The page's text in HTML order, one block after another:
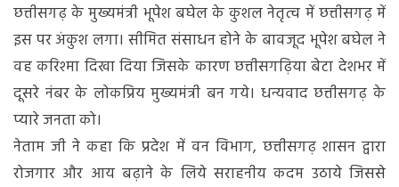
छत्तीसगढ़ के मुख्यमंत्री भूपेश बघेल के कुशल नेतृत्व में छत्तीसगढ़ में
इस पर अंकुश लगा। सीमित संसाधन होने के बावजूद भूपेश बघेल ने
वह करिश्मा दिखा दिया जिसके कारण छत्तीसगढ़िया बेटा देशभर में
दूसरे नंबर के लोकप्रिय मुख्यमंत्री बन गये। धन्यवाद छत्तीसगढ़ के
प्यारे जनता को।
नेताम जी ने कहा कि प्रदेश में वन विभाग, छत्तीसगढ़ शासन द्वारा
रोजगार और आय बढ़ाने के लिये सराहनीय कदम उठाये जिससे